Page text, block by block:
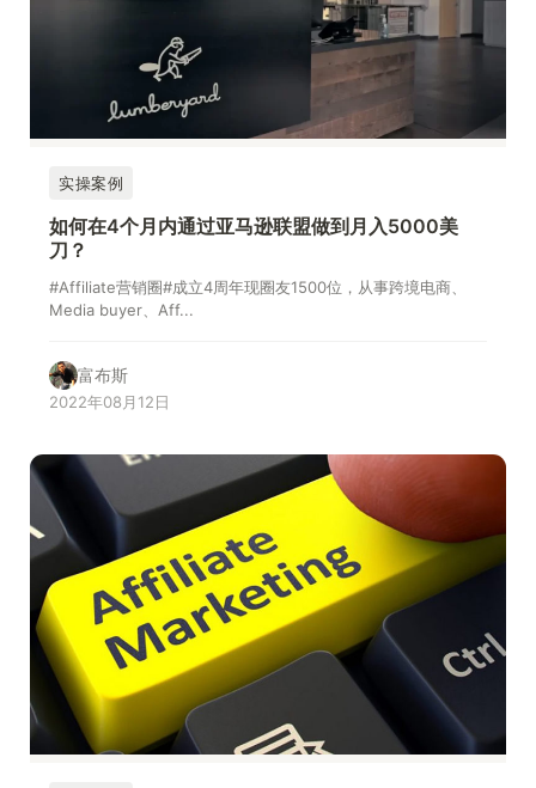
实操案例
如何在4个月内通过亚马逊联盟做到月入5000美
刀？
#Affiliate营销圈#成立4周年现圈友1500位，从事跨境电商、
Media buyer、Aff...
富布斯
2022年08月12日